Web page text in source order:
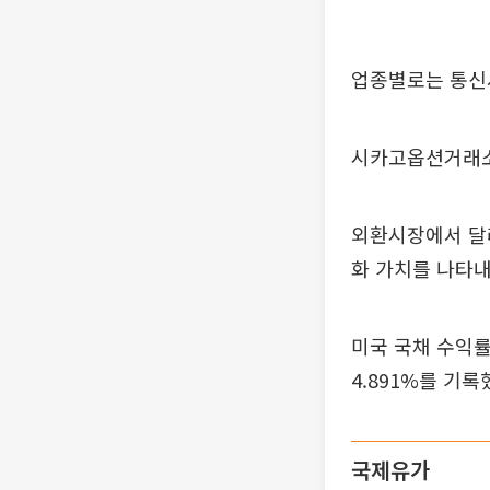
업종별로는 통
시카고옵션거
외환시장에서
화 가치를 나타
미국 국채 수익
4.891%를 기록
국제유가